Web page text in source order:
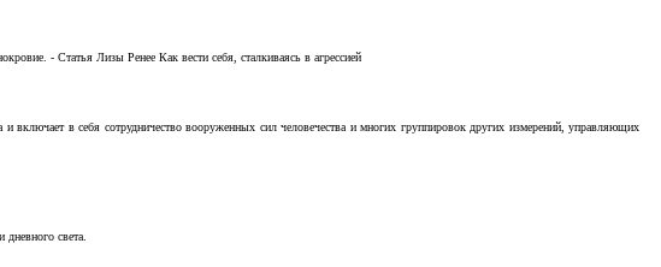
- Статья Лизы Ренее Как вести себя, сталкиваясь в агрессией
включает в себя сотрудничество вооруженных сил человечества и многих группировок других измерений, управляющих
света.